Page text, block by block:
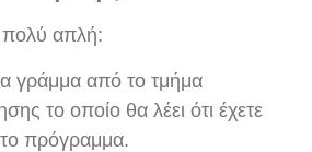
πολύ απλή:
γράμμα από το τμήμα
το οποίο θα λέει ότι έχετε
το πρόγραμμα.